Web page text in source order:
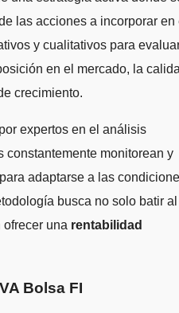
las acciones a incorporar en
y cualitativos para
en el mercado, la
crecimiento.
expertos en el análisis
constantemente monitorean y
adaptarse a las
busca no solo batir al
una rentabilidad
Bolsa FI